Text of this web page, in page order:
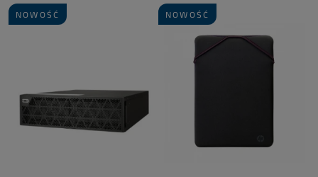
NOWOŚĆ NOWOŚĆ